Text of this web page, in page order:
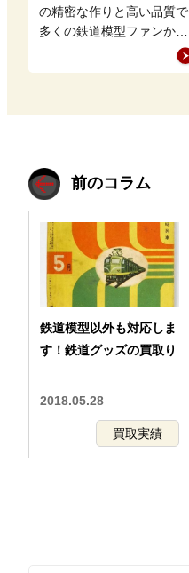
ンス方法
の精密な作りと高い品質で
多くの鉄道模型ファンから
支持を集めています。 し
かし、中には台車の外し方
前のコラム
鉄道模型以外も対応しま
す！鉄道グッズの買取り
2018.05.28
買取実績